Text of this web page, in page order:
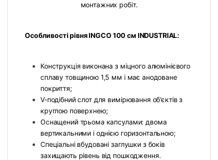
монтажних робіт.
Особливості рівня INGCO 100 см INDUSTRIAL:
Конструкція виконана з міцного алюмінієвого
сплаву товщиною 1,5 мм і має анодоване
покриття;
V-подібний слот для вимірювання об’єктів з
круглою поверхнею;
Оснащений трьома капсулами: двома
вертикальними і однією горизонтальною;
Спеціальні вбудовані заглушки з боків
захищають рівень від пошкодження.